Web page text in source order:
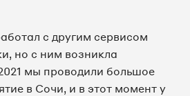
с другим сервисом
но с ним возникла
мы проводили большое
в Сочи, и в этот момент у